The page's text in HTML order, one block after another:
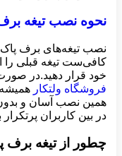
نحوه نصب تیغه
نصب تیغه‌های برف
کافی‌ست تیغه قبلی را
خود قرار دهید.در صورت
فروشگاه ولتکار
همین نصب آسان و
در بین کاربران پرتکرار
چطور از تیغه برف